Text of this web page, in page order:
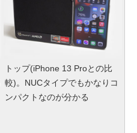
トップ(iPhone 13 Proとの比
較)。NUCタイプでもかなりコ
ンパクトなのが分かる